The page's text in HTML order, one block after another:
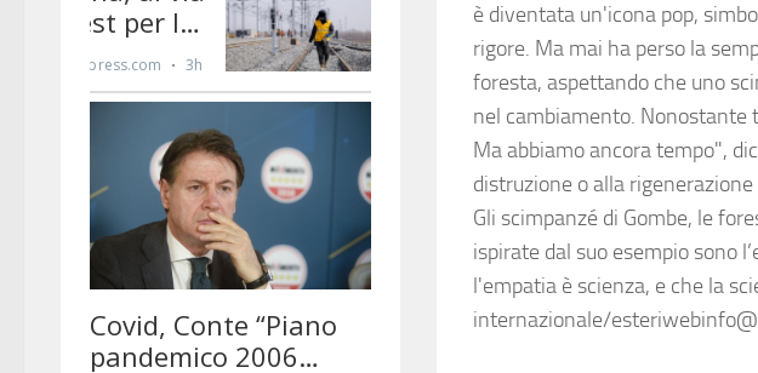
è diventata un'icona pop,
rigore. Ma mai ha perso la
foresta, aspettando che uno
nel cambiamento. Nonostante
Ma abbiamo ancora tempo",
distruzione o alla
Gli scimpanzé di Gombe, le
ispirate dal suo esempio sono
l'empatia è scienza, e che la
internazionale/